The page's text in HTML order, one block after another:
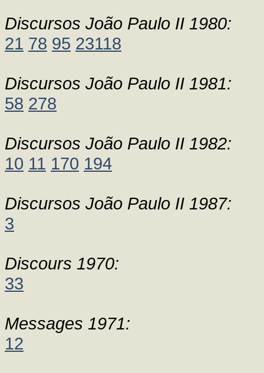
Discursos João Paulo II 1980:
21 78 95 23118
Discursos João Paulo II 1981:
58 278
Discursos João Paulo II 1982:
10 11 170 194
Discursos João Paulo II 1987:
3
Discours 1970:
33
Messages 1971:
12